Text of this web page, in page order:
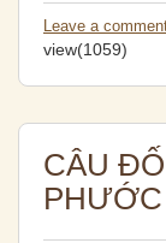
Leave a
view(1059)
CÂU
PHƯỚC